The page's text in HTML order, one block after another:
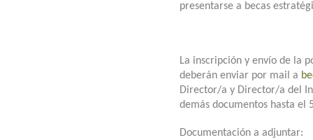
presentarse a becas
La inscripción y envío de la
deberán enviar por mail a
Director/a y Director/a del
demás documentos hasta el
Documentación a adjuntar: